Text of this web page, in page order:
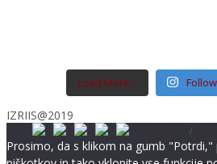
Load More...
IZRIIS@2019
/
Prosimo, da s klikom na gumb